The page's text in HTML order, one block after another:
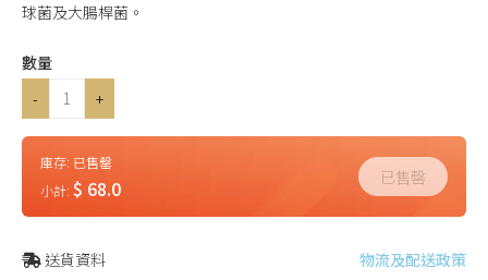
球菌及大腸桿菌。
數量
-
+
庫存: 已售罄
小計: $ 68.0 已售罄
送貨資料 物流及配送政策